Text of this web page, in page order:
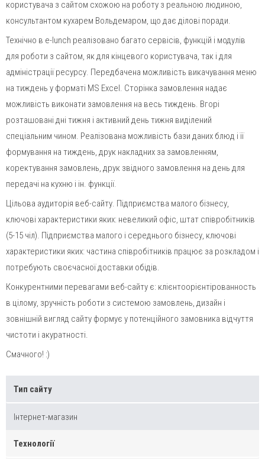
користувача з сайтом схожою на роботу з реальною людиною,
консультантом кухарем Вольдемаром, що дає ділові поради.
Технічно в e-lunch реалізовано багато сервісів, функцій і модулів
для роботи з сайтом, як для кінцевого користувача, так і для
адміністрації ресурсу. Передбачена можливість викачування меню
на тиждень у форматі MS Excel. Сторінка замовлення надає
можливість виконати замовлення на весь тиждень. Вгорі
розташовані дні тижня і активний день тижня виділений
спеціальним чином. Реалізована можливість бази даних блюд і її
формування на тиждень, друк накладних за замовленням,
коректування замовлень, друк звідного замовлення на день для
передачі на кухню і ін. функції.
Цільова аудиторія веб-сайту. Підприємства малого бізнесу,
ключові характеристики яких: невеликий офіс, штат співробітників
(5-15 чіл). Підприємства малого і середнього бізнесу, ключові
характеристики яких: частина співробітників працює за розкладом і
потребують своєчасної доставки обідів.
Конкурентними перевагами веб-сайту є: клієнтоорієнтірованность
в цілому, зручність роботи з системою замовлень, дизайн і
зовнішній вигляд сайту формує у потенційного замовника відчуття
чистоти і акуратності.
Смачного! :)
Тип сайту
Інтернет-магазин
Технології